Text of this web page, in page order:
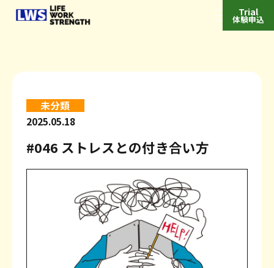
Trial
体験申込
Top
Features 特徴
私たちの特徴
利用者の特徴
フィットネスプログラム
プログラム例
よくあるご質問
News お知らせ
join/Price/Booking 入会・料金・予約
チケット会員
アクセス
未分類
2025.05.18
#046 ストレスとの付き合い方